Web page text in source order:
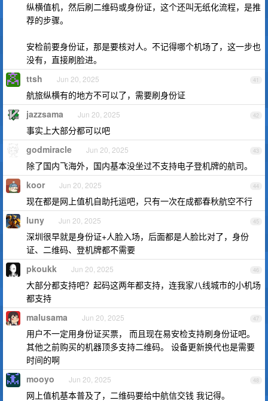
纵横值机，然后刷二维码或身份证，这个还叫无纸化流程，是推
荐的步骤。
安检前要身份证，那是要核对人。不记得哪个机场了，这一步也
没有，直接刷脸进。
41
ttsh Jun 20, 2025
航旅纵横有的地方不可以了，需要刷身份证
42
jazzsama Jun 20, 2025
事实上大部分都可以吧
43
godmiracle Jun 20, 2025
除了国内飞海外，国内基本没坐过不支持电子登机牌的航司。
44
koor Jun 20, 2025
现在都是网上值机自助托运吧，只有一次在成都春秋航空不行
45
luny Jun 20, 2025
深圳很早就是身份证+人脸入场，后面都是人脸比对了，身份
证、二维码、登机牌都不需要
46
pkoukk Jun 20, 2025
大部分都支持吧？起码这两年都支持，连我家八线城市的小机场
都支持
47
malusama Jun 20, 2025
用户不一定用身份证买票， 而且现在易安检支持刷身份证吧。
其他之前购买的机器顶多支持二维码。 设备更新换代也是需要
时间的啊
48
mooyo Jun 20, 2025
网上值机基本普及了，二维码要给中航信交钱 我记得。